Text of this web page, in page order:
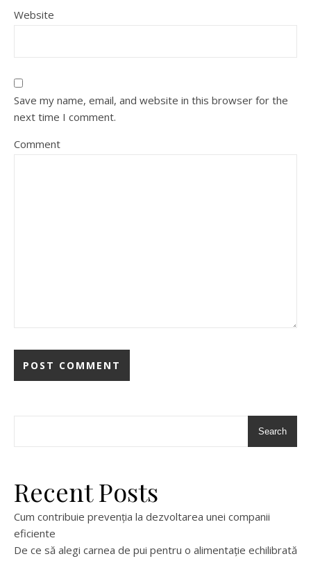
Website
Save my name, email, and website in this browser for the
next time I comment.
Comment
Search
Recent Posts
Cum contribuie prevenția la dezvoltarea unei companii
eficiente
De ce să alegi carnea de pui pentru o alimentație echilibrată